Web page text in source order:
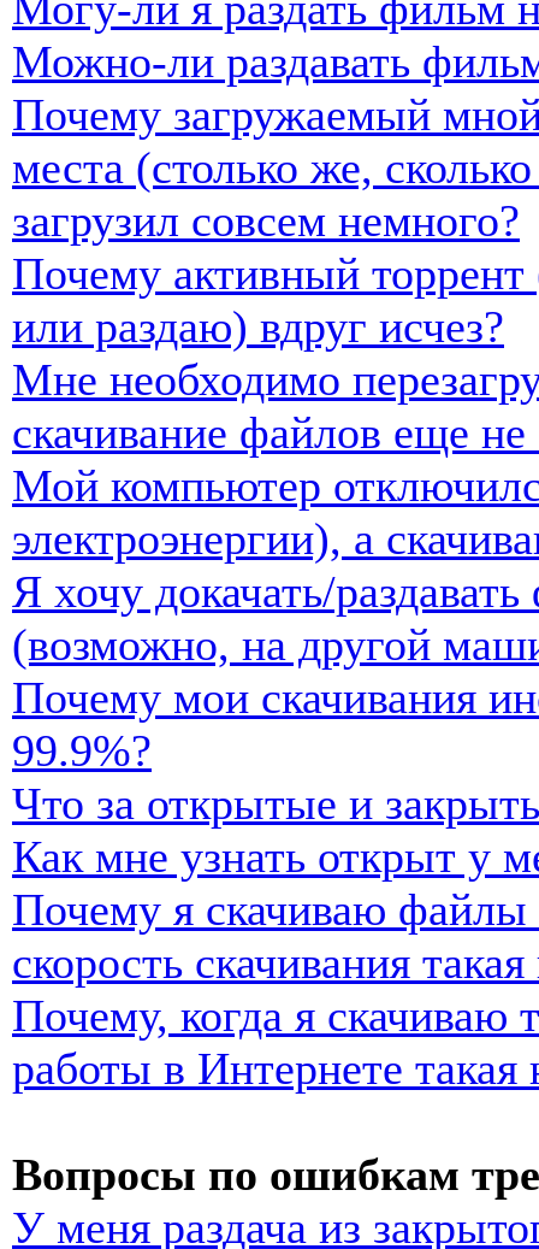
Можно-ли раздавать
Почему загружаемый
места (столько же,
загрузил совсем немного?
Почему активный торрент
или раздаю) вдруг исчез?
Мне необходимо
скачивание файлов еще
Мой компьютер
электроэнергии), а
Я хочу докачать/
(возможно, на другой
Почему мои скачивания
99.9%?
Что за открытые и
Как мне узнать открыт у
Почему я скачиваю
скорость скачивания
Почему, когда я скачиваю
работы в Интернете такая
Вопросы по ошибкам
У меня раздача из